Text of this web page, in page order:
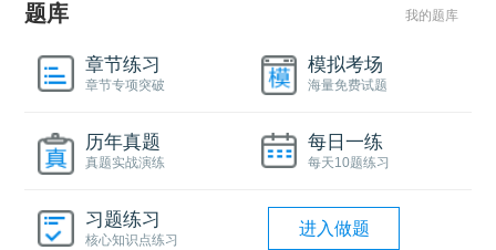
题库 我的题库
章节练习
章节专项突破
模拟考场
海量免费试题
历年真题
真题实战演练
每日一练
每天10题练习
习题练习
核心知识点练习
进入做题